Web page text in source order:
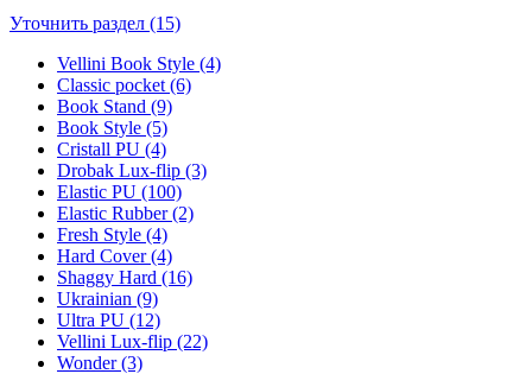
Уточнить раздел (15)
Vellini Book Style (4)
Classic pocket (6)
Book Stand (9)
Book Style (5)
Cristall PU (4)
Drobak Lux-flip (3)
Elastic PU (100)
Elastic Rubber (2)
Fresh Style (4)
Hard Cover (4)
Shaggy Hard (16)
Ukrainian (9)
Ultra PU (12)
Vellini Lux-flip (22)
Wonder (3)